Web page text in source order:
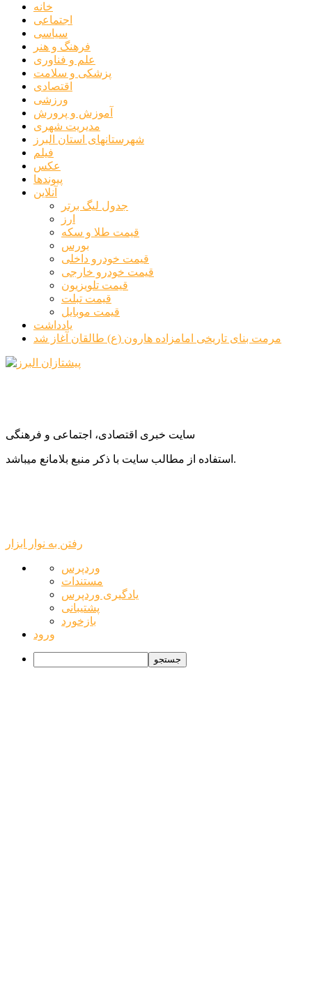
خانه
اجتماعی
سیاسی
فرهنگ و هنر
علم و فناوری
پزشکی و سلامت
اقتصادی
ورزشی
آموزش و پرورش
مدیریت شهری
شهرستانهای استان البرز
فیلم
عکس
پیوندها
آنلاین
جدول لیگ برتر
ارز
قیمت طلا و سکه
بورس
قیمت خودرو داخلی
قیمت خودرو خارجی
قیمت تلویزیون
قیمت تبلت
قیمت موبایل
یادداشت
مرمت بنای تاریخی امامزاده هارون (ع) طالقان آغاز شد
سایت خبری اقتصادی، اجتماعی و فرهنگی
استفاده از مطالب سایت با ذکر منبع بلامانع میباشد.
رفتن به نوار ابزار
درباره
وردپرس
وردپرس
مستندات
یادگیری وردپرس
پشتیبانی
بازخورد
ورود
جستجو